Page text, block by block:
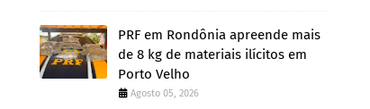
PRF em Rondônia apreende mais
de 8 kg de materiais ilícitos em
Porto Velho
Agosto 05, 2026